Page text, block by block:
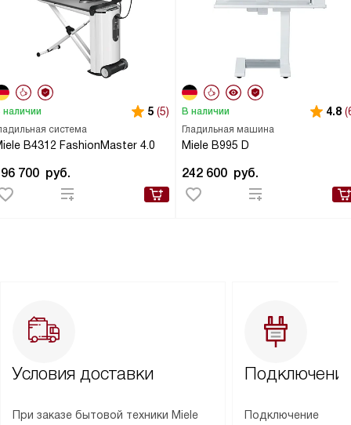
система
B4312 FashionMaster 4.0
наличии 5 (5)
700 руб.
Гладильная машина
Miele B995 D
В наличии 4.8
242 600 руб.
Условия доставки
При заказе бытовой техники Miele
Подключение